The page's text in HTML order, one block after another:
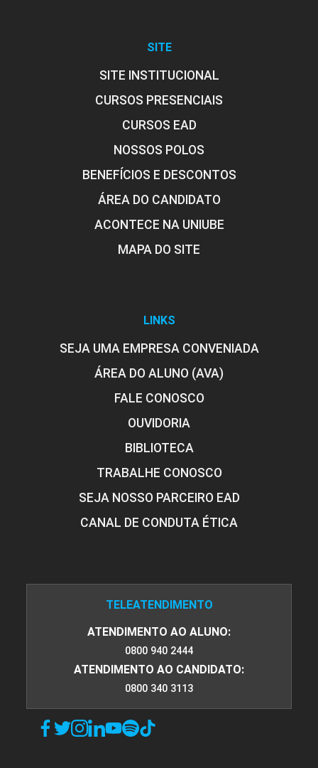
ESTRATÉGIAS DE MARKETING E
PESQUISA DE MERCADO
ESTUDOS INTERDISCIPLINARES EM
ADMINISTRAÇÃO
72
126
FILOSOFIA LEAN DE GESTÃO
SITE
SITE INSTITUCIONAL
CURSOS PRESENCIAIS
CURSOS EAD
NOSSOS POLOS
BENEFÍCIOS E DESCONTOS
ÁREA DO CANDIDATO
ACONTECE NA UNIUBE
MAPA DO SITE
LINKS
SEJA UMA EMPRESA CONVENIADA
ÁREA DO ALUNO (AVA)
FALE CONOSCO
OUVIDORIA
BIBLIOTECA
TRABALHE CONOSCO
SEJA NOSSO PARCEIRO EAD
CANAL DE CONDUTA ÉTICA
TELEATENDIMENTO
ATENDIMENTO AO ALUNO:
0800 940 2444
ATENDIMENTO AO CANDIDATO:
0800 340 3113